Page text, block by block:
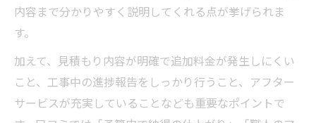
内容まで分かりやすく説明してくれる点が挙げられま
す。
加えて、見積もり内容が明確で追加料金が発生しにくい
こと、工事中の進捗報告をしっかり行うこと、アフター
サービスが充実していることなども重要なポイントで